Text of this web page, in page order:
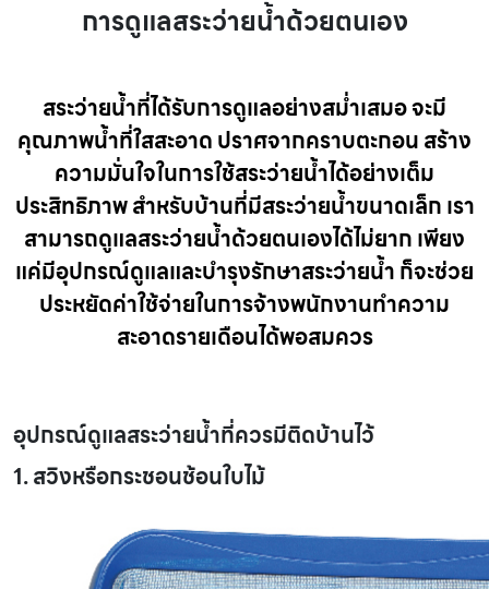
การดูแลสระว่ายน้ำด้วยตนเอง
สระว่ายน้ำที่ได้รับการดูแลอย่างสม่ำเสมอ จะมี
คุณภาพน้ำที่ใสสะอาด ปราศจากคราบตะกอน สร้าง
ความมั่นใจในการใช้สระว่ายน้ำได้อย่างเต็ม
ประสิทธิภาพ สำหรับบ้านที่มีสระว่ายน้ำขนาดเล็ก เรา
สามารถดูแลสระว่ายน้ำด้วยตนเองได้ไม่ยาก เพียง
แค่มีอุปกรณ์ดูแลและบำรุงรักษาสระว่ายน้ำ ก็จะช่วย
ประหยัดค่าใช้จ่ายในการจ้างพนักงานทำความ
สะอาดรายเดือนได้พอสมควร
อุปกรณ์ดูแลสระว่ายน้ำที่ควรมีติดบ้านไว้
1. สวิงหรือกระชอนช้อนใบไม้